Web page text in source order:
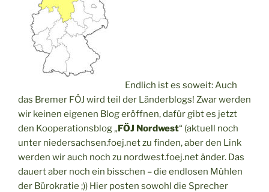
Endlich ist es soweit: Auch
das Bremer FÖJ wird teil der Länderblogs! Zwar werden
wir keinen eigenen Blog eröffnen, dafür gibt es jetzt
den Kooperationsblog „FÖJ Nordwest“ (aktuell noch
unter niedersachsen.foej.net zu finden, aber den Link
werden wir auch noch zu nordwest.foej.net änder. Das
dauert aber noch ein bisschen – die endlosen Mühlen
der Bürokratie ;)) Hier posten sowohl die Sprecher